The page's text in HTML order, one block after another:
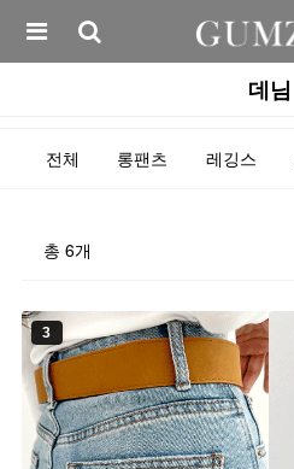
데님
전체 롱팬츠 레깅스
총 6개
3